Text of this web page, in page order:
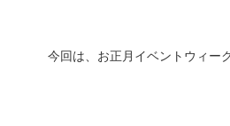
今回は、お正月イベントウィー